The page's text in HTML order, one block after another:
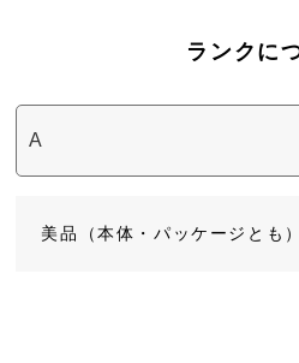
ランクに
美品（本体・パッケージとも）